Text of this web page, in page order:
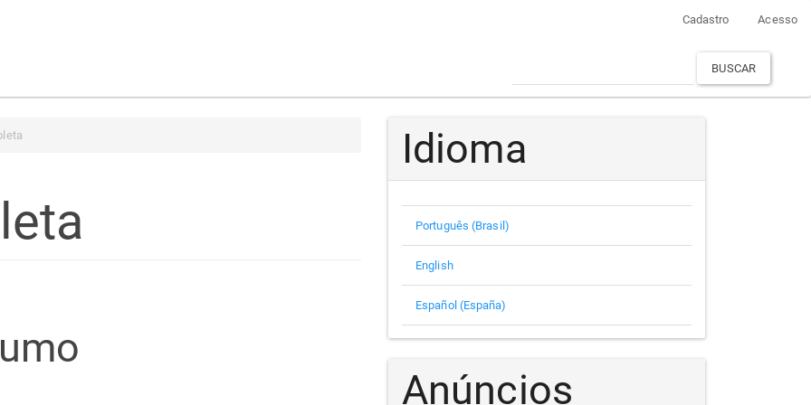
Cadastro Acesso
BUSCAR
Idioma
Português (Brasil)
English
Español (España)
Anúncios